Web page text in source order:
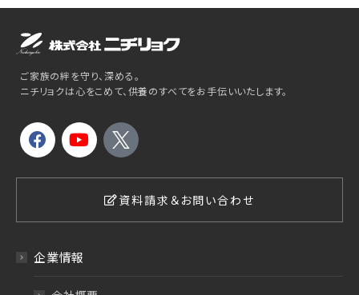
ご家族の絆を守り、深める。
ニチリョクは心をこめて、供養のすべてをお手伝いいたします。
資料請求＆お問い合わせ
企業情報